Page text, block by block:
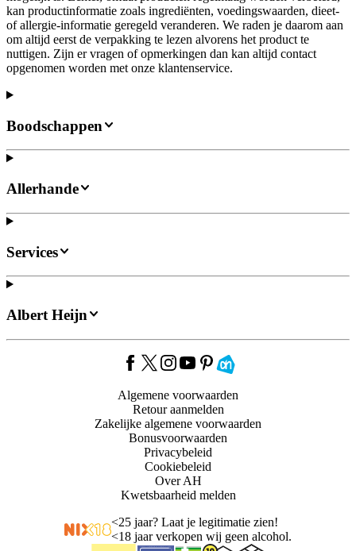
kan productinformatie zoals ingrediënten, voedingswaarden, dieet-
of allergie-informatie geregeld veranderen. We raden je daarom aan
om altijd eerst de verpakking te lezen alvorens het product te
nuttigen. Zijn er vragen of opmerkingen dan kan altijd contact
opgenomen worden met onze klantenservice.
Boodschappen
Allerhande
Services
Albert Heijn
Algemene voorwaarden
Retour aanmelden
Zakelijke algemene voorwaarden
Bonusvoorwaarden
Privacybeleid
Cookiebeleid
Over AH
Kwetsbaarheid melden
<25 jaar? Laat je legitimatie zien!
<18 jaar verkopen wij geen alcohol.